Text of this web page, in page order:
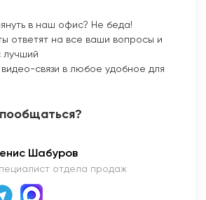
в наш офис? Не беда!
ответят на все ваши вопросы и
лучший
связи в любое удобное для
Шабуров
отдела продаж